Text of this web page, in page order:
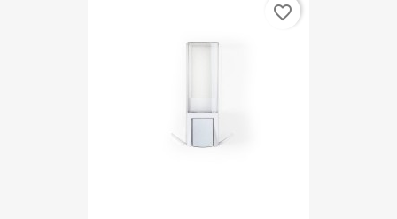
favorite_border